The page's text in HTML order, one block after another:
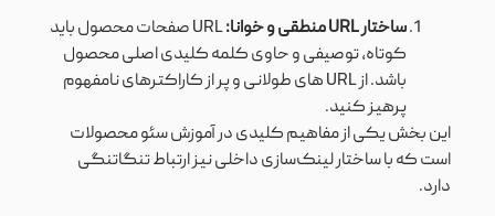
ساختار URL منطقی و خوانا:
URL صفحات محصول باید
کوتاه، توصیفی و حاوی کلمه کلیدی اصلی محصول
باشد. از URL های طولانی و پر از کاراکترهای نامفهوم
پرهیز کنید.
این بخش یکی از مفاهیم کلیدی در آموزش سئو محصولات
است که با ساختار لینک‌سازی داخلی نیز ارتباط تنگاتنگی
دارد.